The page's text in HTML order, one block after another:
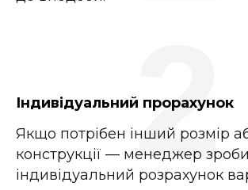
Індивідуальний прорахунок
Якщо потрібен інший розмір
конструкції — менеджер
індивідуальний розрахунок
2